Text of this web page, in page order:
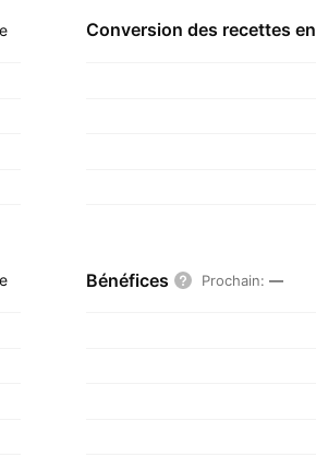
Conversion des recettes en
Bénéfices Prochain: —